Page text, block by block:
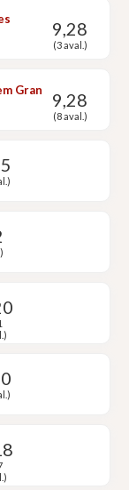
9,28
(3 aval.)
Gran
9,28
(8 aval.)